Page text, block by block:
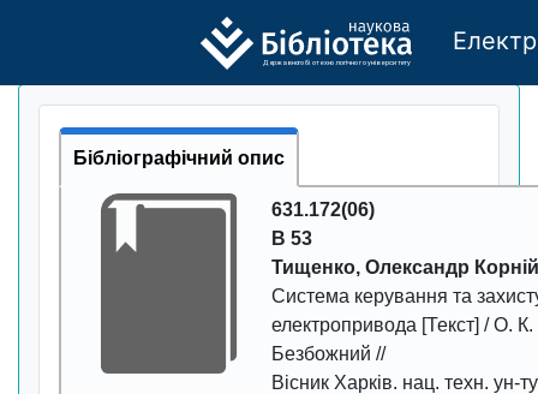
Державного бі отехно логічно го універси тету
Бібліографічний опис
631.172(06)
В 53
Тищенко, Олександр
Система керування та
електропривода [Текст] / О.
Безбожний //
Вісник Харків. нац. техн. ун-